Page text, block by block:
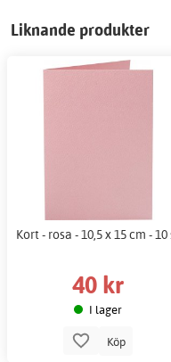
Liknande produkter
Kort - rosa - 10,5 x 15 cm - 10
40 kr
I lager
Köp